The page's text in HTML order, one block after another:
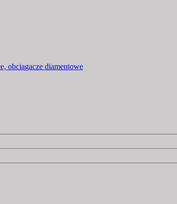
obciągacze diamentowe